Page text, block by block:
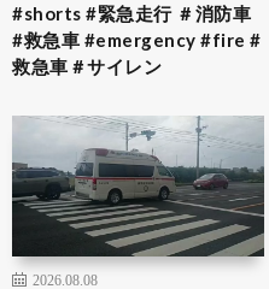
#shorts #緊急走行 ＃消防車
#救急車 #emergency #fire #
救急車＃サイレン
2026.08.08